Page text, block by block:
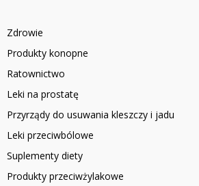
Zdrowie
Produkty konopne
Ratownictwo
Leki na prostatę
Przyrządy do usuwania kleszczy i jadu
Leki przeciwbólowe
Suplementy diety
Produkty przeciwżylakowe